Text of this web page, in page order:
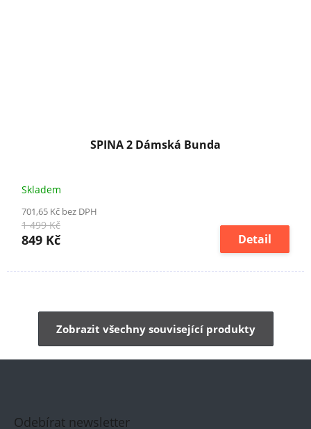
SPINA 2 Dámská Bunda
Skladem
701,65 Kč bez DPH
1 499 Kč
849 Kč Detail
Zobrazit všechny související produkty
Odebírat newsletter